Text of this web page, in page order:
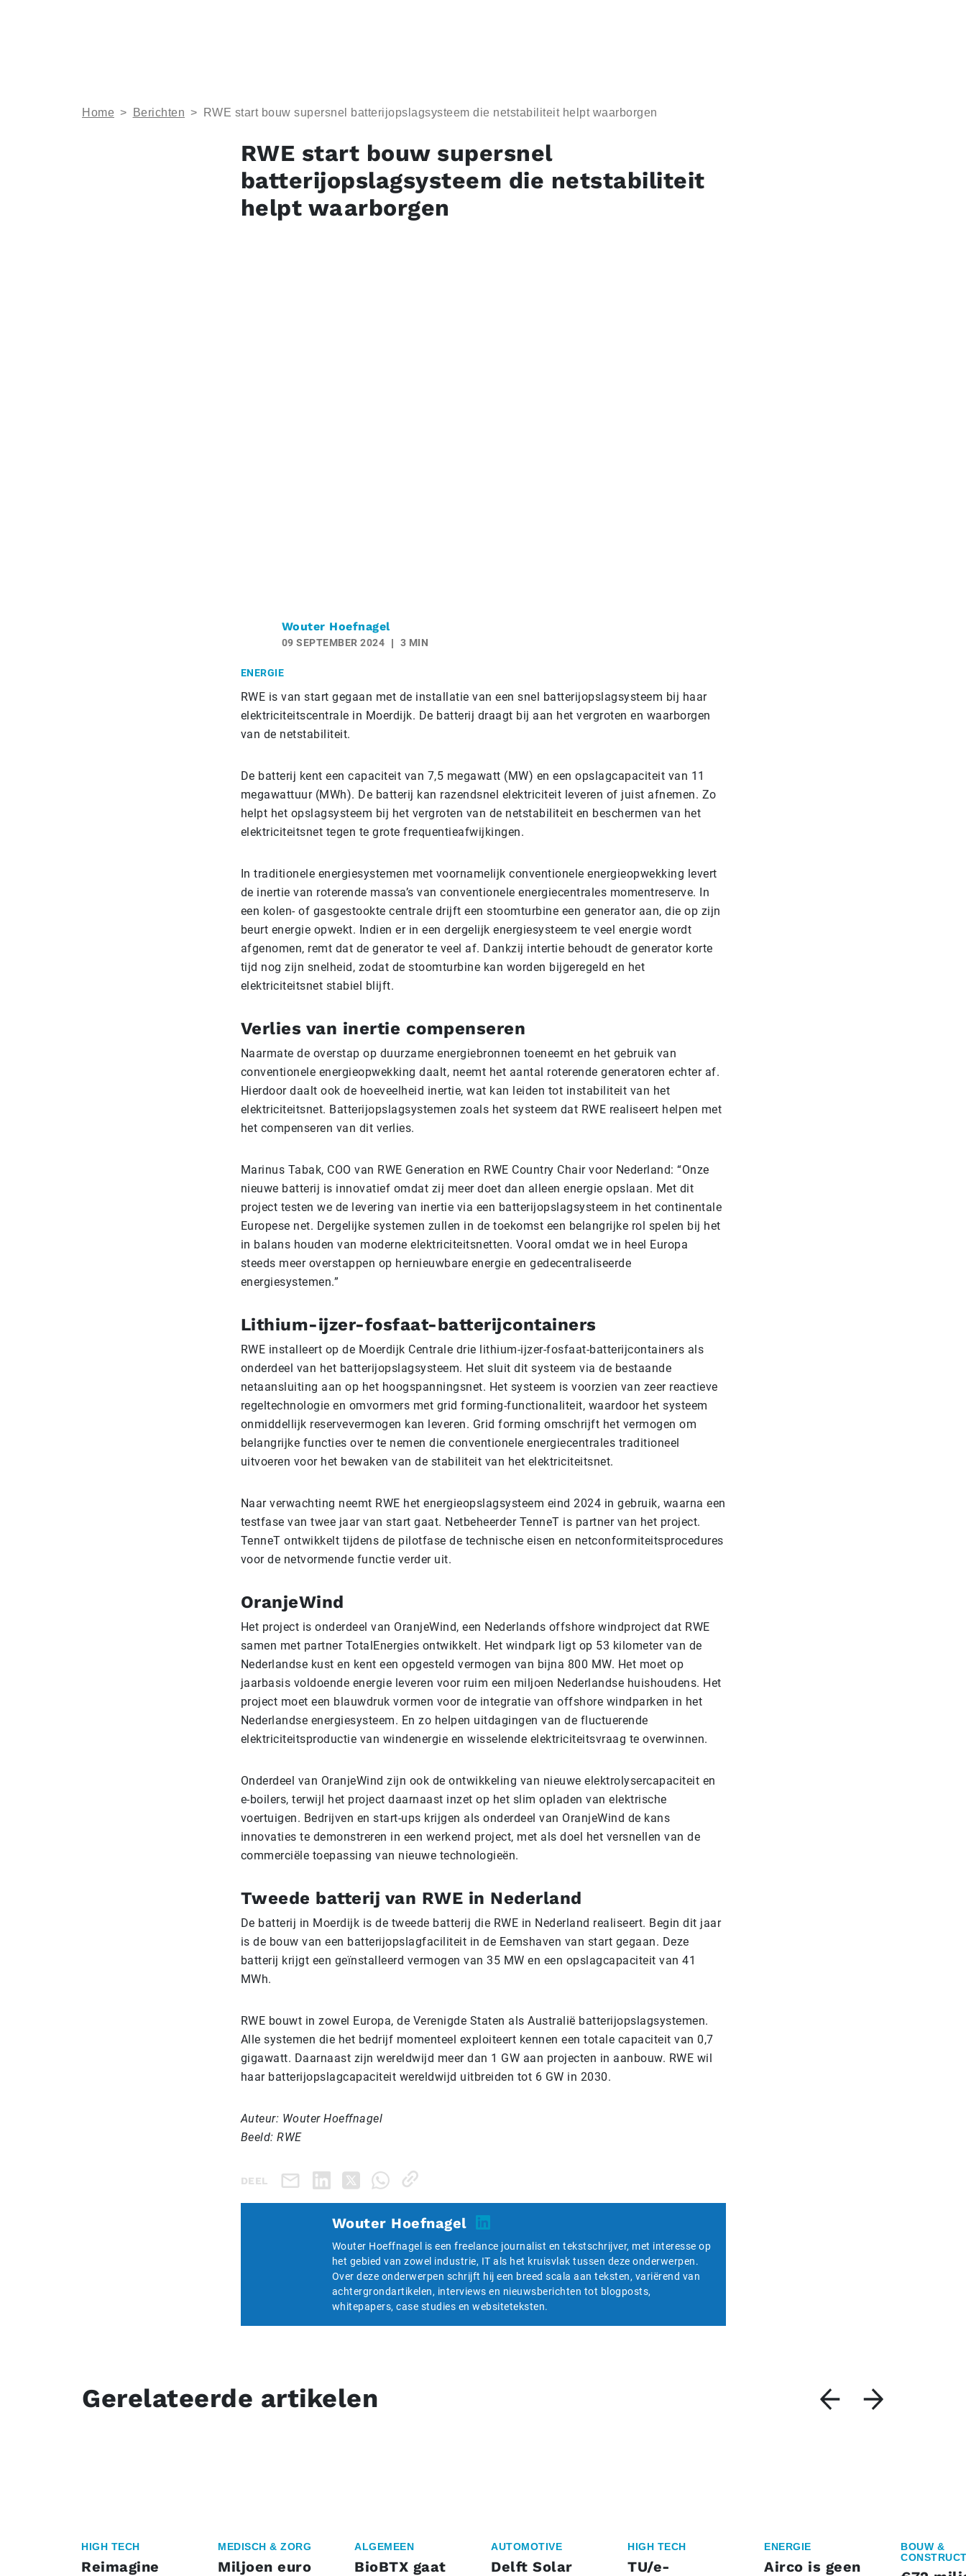
Home > Berichten > RWE start bouw supersnel batterijopslagsysteem die netstabiliteit helpt waarborgen
RWE start bouw supersnel
batterijopslagsysteem die netstabiliteit
helpt waarborgen
Wouter Hoefnagel
09 SEPTEMBER 2024 3 MIN
ENERGIE
RWE is van start gegaan met de installatie van een snel batterijopslagsysteem bij haar
elektriciteitscentrale in Moerdijk. De batterij draagt bij aan het vergroten en waarborgen
van de netstabiliteit.
De batterij kent een capaciteit van 7,5 megawatt (MW) en een opslagcapaciteit van 11
megawattuur (MWh). De batterij kan razendsnel elektriciteit leveren of juist afnemen. Zo
helpt het opslagsysteem bij het vergroten van de netstabiliteit en beschermen van het
elektriciteitsnet tegen te grote frequentieafwijkingen.
In traditionele energiesystemen met voornamelijk conventionele energieopwekking levert
de inertie van roterende massa’s van conventionele energiecentrales momentreserve. In
een kolen- of gasgestookte centrale drijft een stoomturbine een generator aan, die op zijn
beurt energie opwekt. Indien er in een dergelijk energiesysteem te veel energie wordt
afgenomen, remt dat de generator te veel af. Dankzij intertie behoudt de generator korte
tijd nog zijn snelheid, zodat de stoomturbine kan worden bijgeregeld en het
elektriciteitsnet stabiel blijft.
Verlies van inertie compenseren
Naarmate de overstap op duurzame energiebronnen toeneemt en het gebruik van
conventionele energieopwekking daalt, neemt het aantal roterende generatoren echter af.
Hierdoor daalt ook de hoeveelheid inertie, wat kan leiden tot instabiliteit van het
elektriciteitsnet. Batterijopslagsystemen zoals het systeem dat RWE realiseert helpen met
het compenseren van dit verlies.
Marinus Tabak, COO van RWE Generation en RWE Country Chair voor Nederland: “Onze
nieuwe batterij is innovatief omdat zij meer doet dan alleen energie opslaan. Met dit
project testen we de levering van inertie via een batterijopslagsysteem in het continentale
Europese net. Dergelijke systemen zullen in de toekomst een belangrijke rol spelen bij het
in balans houden van moderne elektriciteitsnetten. Vooral omdat we in heel Europa
steeds meer overstappen op hernieuwbare energie en gedecentraliseerde
energiesystemen.”
Lithium-ijzer-fosfaat-batterijcontainers
RWE installeert op de Moerdijk Centrale drie lithium-ijzer-fosfaat-batterijcontainers als
onderdeel van het batterijopslagsysteem. Het sluit dit systeem via de bestaande
netaansluiting aan op het hoogspanningsnet. Het systeem is voorzien van zeer reactieve
regeltechnologie en omvormers met grid forming-functionaliteit, waardoor het systeem
onmiddellijk reservevermogen kan leveren. Grid forming omschrijft het vermogen om
belangrijke functies over te nemen die conventionele energiecentrales traditioneel
uitvoeren voor het bewaken van de stabiliteit van het elektriciteitsnet.
Naar verwachting neemt RWE het energieopslagsysteem eind 2024 in gebruik, waarna een
testfase van twee jaar van start gaat. Netbeheerder TenneT is partner van het project.
TenneT ontwikkelt tijdens de pilotfase de technische eisen en netconformiteitsprocedures
voor de netvormende functie verder uit.
OranjeWind
Het project is onderdeel van OranjeWind, een Nederlands offshore windproject dat RWE
samen met partner TotalEnergies ontwikkelt. Het windpark ligt op 53 kilometer van de
Nederlandse kust en kent een opgesteld vermogen van bijna 800 MW. Het moet op
jaarbasis voldoende energie leveren voor ruim een miljoen Nederlandse huishoudens. Het
project moet een blauwdruk vormen voor de integratie van offshore windparken in het
Nederlandse energiesysteem. En zo helpen uitdagingen van de fluctuerende
elektriciteitsproductie van windenergie en wisselende elektriciteitsvraag te overwinnen.
Onderdeel van OranjeWind zijn ook de ontwikkeling van nieuwe elektrolysercapaciteit en
e-boilers, terwijl het project daarnaast inzet op het slim opladen van elektrische
voertuigen. Bedrijven en start-ups krijgen als onderdeel van OranjeWind de kans
innovaties te demonstreren in een werkend project, met als doel het versnellen van de
commerciële toepassing van nieuwe technologieën.
Tweede batterij van RWE in Nederland
De batterij in Moerdijk is de tweede batterij die RWE in Nederland realiseert. Begin dit jaar
is de bouw van een batterijopslagfaciliteit in de Eemshaven van start gegaan. Deze
batterij krijgt een geïnstalleerd vermogen van 35 MW en een opslagcapaciteit van 41
MWh.
RWE bouwt in zowel Europa, de Verenigde Staten als Australië batterijopslagsystemen.
Alle systemen die het bedrijf momenteel exploiteert kennen een totale capaciteit van 0,7
gigawatt. Daarnaast zijn wereldwijd meer dan 1 GW aan projecten in aanbouw. RWE wil
haar batterijopslagcapaciteit wereldwijd uitbreiden tot 6 GW in 2030.
Auteur: Wouter Hoeffnagel
Beeld: RWE
DEEL
Wouter Hoefnagel
Wouter Hoeffnagel is een freelance journalist en tekstschrijver, met interesse op
het gebied van zowel industrie, IT als het kruisvlak tussen deze onderwerpen.
Over deze onderwerpen schrijft hij een breed scala aan teksten, variërend van
achtergrondartikelen, interviews en nieuwsberichten tot blogposts,
whitepapers, case studies en websiteteksten.
Gerelateerde artikelen
HIGH TECH
Reimagine
MEDISCH & ZORG
Miljoen euro
ALGEMEEN
BioBTX gaat
AUTOMOTIVE
Delft Solar
HIGH TECH
TU/e-
ENERGIE
Airco is geen
BOUW &